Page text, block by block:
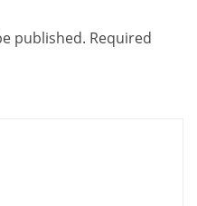
published. Required